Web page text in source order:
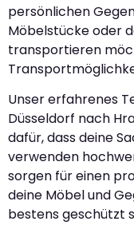
persönlichen
Möbelstücke oder
transportieren
Unser erfahrenes
Düsseldorf nach
dafür, dass deine
verwenden
sorgen für einen
deine Möbel und
bestens geschützt